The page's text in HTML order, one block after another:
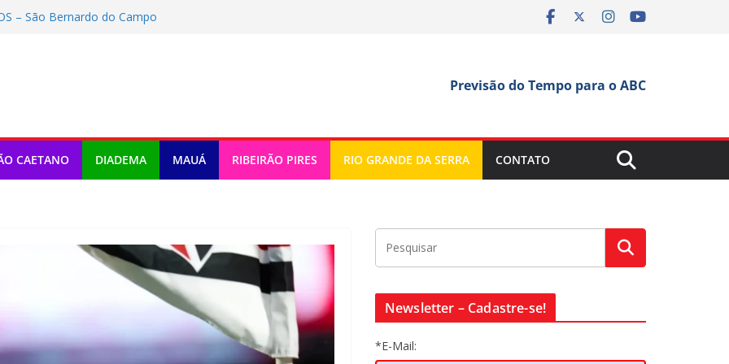
– São Bernardo do Campo
shows infantis aos domingos
mobiliza apoio do estado
André (inscrições até 23/08/2026)
Previsão do Tempo para o ABC
CAETANO DIADEMA MAUÁ RIBEIRÃO PIRES RIO GRANDE DA SERRA CONTATO
Newsletter – Cadastre-se!
*E-Mail: